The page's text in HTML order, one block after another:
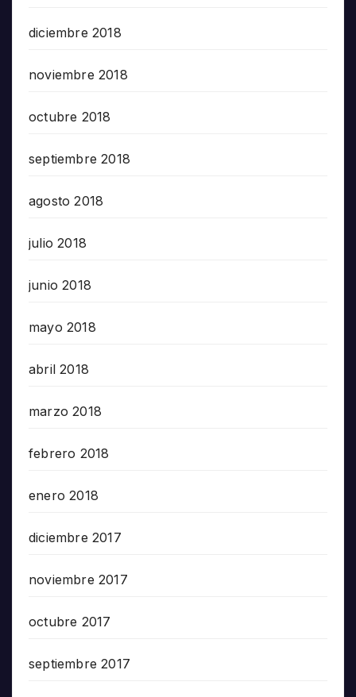
diciembre 2018
noviembre 2018
octubre 2018
septiembre 2018
agosto 2018
julio 2018
junio 2018
mayo 2018
abril 2018
marzo 2018
febrero 2018
enero 2018
diciembre 2017
noviembre 2017
octubre 2017
septiembre 2017